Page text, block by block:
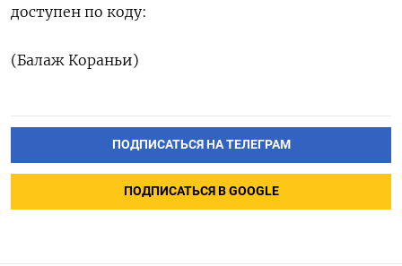
доступен по коду:
(Балаж Кораньи)
ПОДПИСАТЬСЯ НА ТЕЛЕГРАМ
ПОДПИСАТЬСЯ В GOOGLE